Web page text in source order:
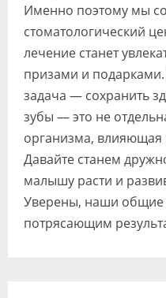
Именно поэтому мы
стоматологический
лечение станет
призами и
задача — сохранить
зубы — это не
организма, влияющая
Давайте станем
малышу расти и
Уверены, наши общие
потрясающим